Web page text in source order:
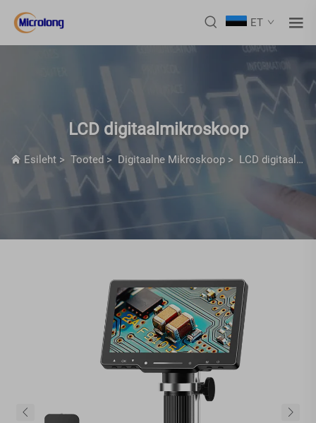
ET
LCD digitaalmikroskoop
Esileht > Tooted > Digitaalne Mikroskoop > LCD digitaalmikroskoop